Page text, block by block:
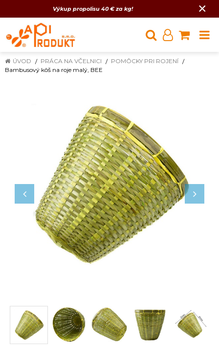
Výkup propolisu 40 € za kg! ×
ÚVOD PRÁCA NA VČELNICI
POMÔCKY PRI ROJENÍ
Bambusový kôš na roje malý, BEE